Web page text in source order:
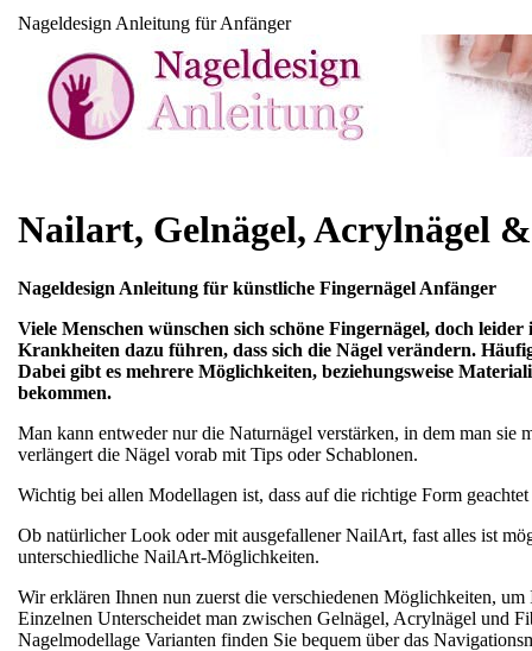
Nageldesign Anleitung für Anfänger
Nailart, Gelnägel, Acrylnägel
Nageldesign Anleitung für künstliche Fingernägel Anfänger
Viele Menschen wünschen sich schöne Fingernägel, doch
Krankheiten dazu führen, dass sich die Nägel verändern.
Dabei gibt es mehrere Möglichkeiten, beziehungsweise
bekommen.
Man kann entweder nur die Naturnägel verstärken, in dem man sie
verlängert die Nägel vorab mit Tips oder Schablonen.
Wichtig bei allen Modellagen ist, dass auf die richtige Form
Ob natürlicher Look oder mit ausgefallener NailArt, fast alles ist
unterschiedliche NailArt-Möglichkeiten.
Wir erklären Ihnen nun zuerst die verschiedenen Möglichkeiten,
Einzelnen Unterscheidet man zwischen Gelnägel, Acrylnägel und
Nagelmodellage Varianten finden Sie bequem über das